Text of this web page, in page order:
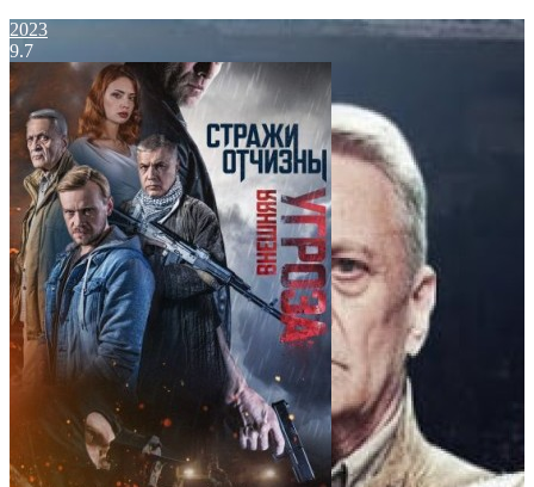
2023
9.7